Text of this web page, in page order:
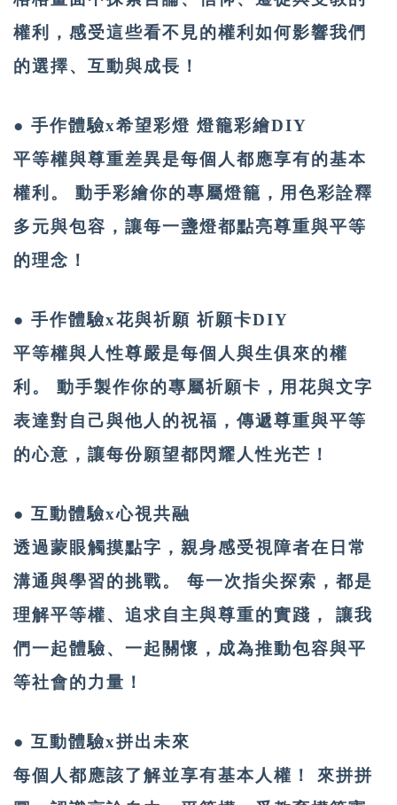
權利，感受這些看不見的權利如何影響我們
的選擇、互動與成長！
● 手作體驗x希望彩燈 燈籠彩繪DIY
平等權與尊重差異是每個人都應享有的基本
權利。 動手彩繪你的專屬燈籠，用色彩詮釋
多元與包容，讓每一盞燈都點亮尊重與平等
的理念！
● 手作體驗x花與祈願 祈願卡DIY
平等權與人性尊嚴是每個人與生俱來的權
利。 動手製作你的專屬祈願卡，用花與文字
表達對自己與他人的祝福，傳遞尊重與平等
的心意，讓每份願望都閃耀人性光芒！
● 互動體驗x心視共融
透過蒙眼觸摸點字，親身感受視障者在日常
溝通與學習的挑戰。 每一次指尖探索，都是
理解平等權、追求自主與尊重的實踐， 讓我
們一起體驗、一起關懷，成為推動包容與平
等社會的力量！
● 互動體驗x拼出未來
每個人都應該了解並享有基本人權！ 來拼拼